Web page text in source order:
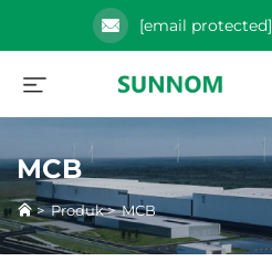
[email protected]
MCB
>Produk>MCB